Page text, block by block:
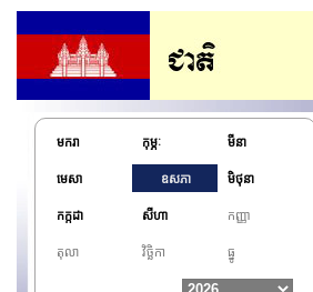
មករា កុម្ភៈ មីនា
មេសា ឧសភា មិថុនា
កក្កដា សីហា កញ្ញា
តុលា វិច្ឆិកា ធ្នូ
ព្រះរាជសារផ្ញើថ្វាយព្រះករុណាព្រះបាទ HARALD V
ព្រះមហាក្សត្រនៃព្រះរាជាណាចក្រន័រវែស
ព្រះរាជសារផ្ញើជូន ឯកឧត្តម SANTIAGO PEÑA ប្រធានាធិបតី
នៃសាធារណរដ្ឋប៉ារ៉ាហ្គាយ
ព្រះរាជសារផ្ញើជូន ឯកឧត្តមសាស្រ្តាចារ្យ Olivier de Bernon
ឧត្តមប្រឹក្សាផ្ទាល់ ព្រះមហាក្សត្រ, នាយកផ្នែកសិក្សាស្រាវជ្រាវនៅ
បណ្ឌិតសភាវិទ្យាសាស្ត្រឯនាយសមុទ្រ
រដ្ឋមន្រ្តី និងជារដ្ឋមន្រ្តីក្រសួងព្រះបរមរាជវាំង
ប្រធានរដ្ឋសភា នៃព្រះរាជាណាចក្រកម្ពុជា
ព្រះរាជសារផ្ញើជូន សម្តេចមហាបវរធិបតី ហ៊ុន ម៉ាណែត, នាយក